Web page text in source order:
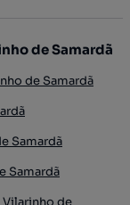
de Samardã
de Samardã
Samardã
Samardã
de